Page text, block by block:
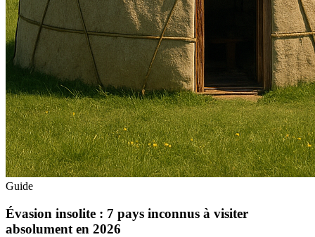
Guide
Évasion insolite : 7 pays inconnus à visiter
absolument en 2026